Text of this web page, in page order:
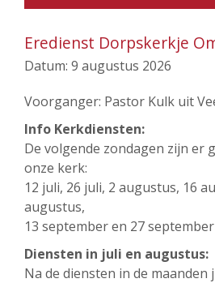
Eredienst Dorpskerkje
Datum: 9 augustus 2026
Voorganger: Pastor Kulk uit
Info Kerkdiensten:
De volgende zondagen zijn er
onze kerk:
12 juli, 26 juli, 2 augustus, 16
augustus,
13 september en 27 september
Diensten in juli en augustus:
Na de diensten in de maanden